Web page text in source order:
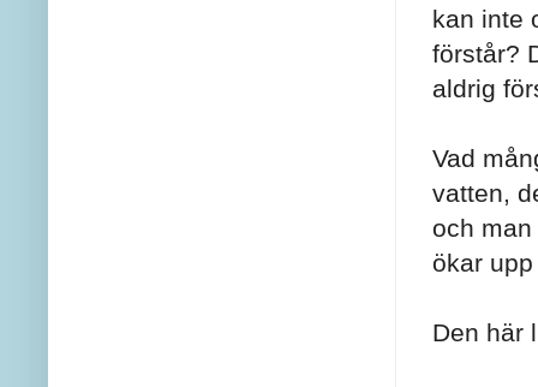
kan inte
förstår?
aldrig
Vad
vatten,
och
ökar
Den här